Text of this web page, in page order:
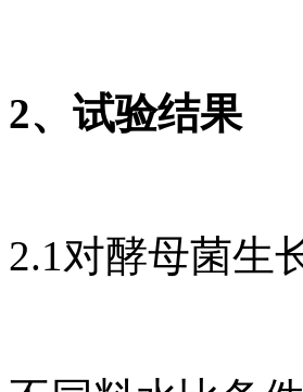
2、试验结果
2.1对酵母菌生